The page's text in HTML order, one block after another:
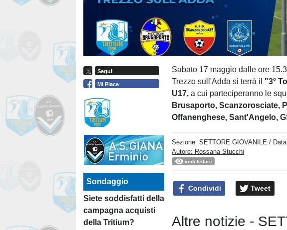
Segui
Mi Piace
Sondaggio
Siete soddisfatti della
campagna acquisti
della Tritium?
Sabato 17 maggio dalle ore
Trezzo sull'Adda si terrà il "3°
U17,a cui parteciperanno le
Brusaporto, Scanzorosciate,
Offanenghese, Sant'Angelo,
Sezione:SETTORE GIOVANILE /
Autore: Rossana Stucchi
vedi letture
Condividi Tweet
Altre notizie -